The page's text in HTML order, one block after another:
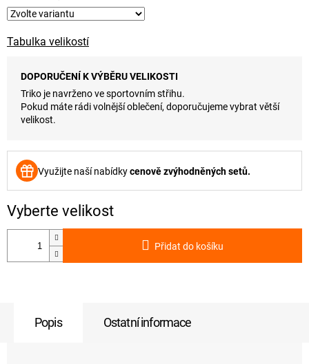
Tabulka velikostí
DOPORUČENÍ K VÝBĚRU VELIKOSTI
Triko je navrženo ve sportovním střihu.
Pokud máte rádi volnější oblečení, doporučujeme vybrat větší
velikost.
Přidat do košíku
Využijte naší nabídkycenově zvýhodněných setů.
Popis Ostatní informace